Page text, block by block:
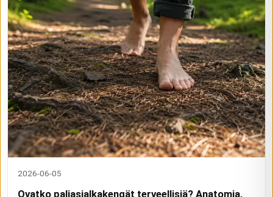
2026-06-05
Ovatko paljasjalkakengät terveellisiä? Anatomia,